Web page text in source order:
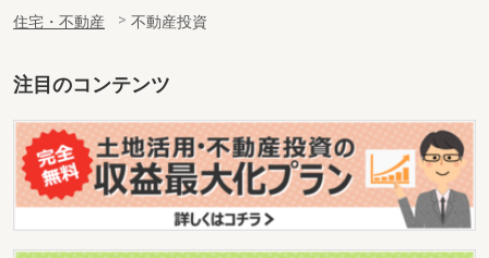
住宅・不動産 不動産投資
注目のコンテンツ